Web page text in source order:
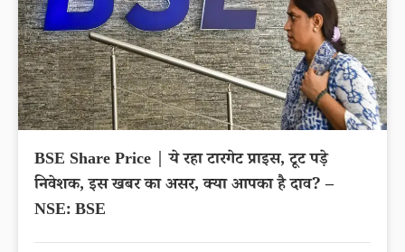
BSE Share Price | ये रहा टारगेट प्राइस, टूट पड़े
निवेशक, इस खबर का असर, क्या आपका है दाव? –
NSE: BSE